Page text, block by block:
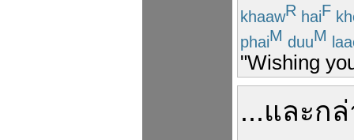
khaawR haiF
phaiM duuM
"Wishing
...และก